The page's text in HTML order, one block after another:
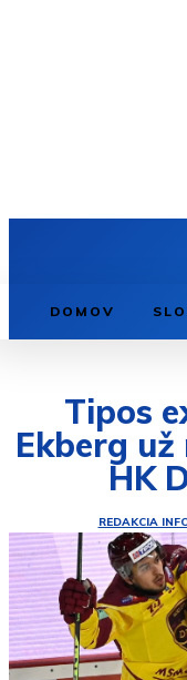
DOMOV
Tipos
Ekberg
HK
REDAKCIA